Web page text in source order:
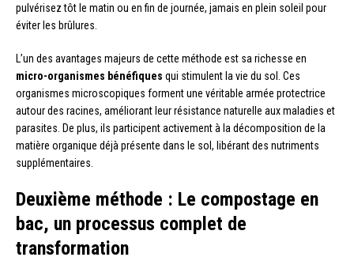
pulvérisez tôt le matin ou en fin de journée, jamais en plein soleil pour
éviter les brûlures.
L’un des avantages majeurs de cette méthode est sa richesse en
micro-organismes bénéfiques qui stimulent la vie du sol. Ces
organismes microscopiques forment une véritable armée protectrice
autour des racines, améliorant leur résistance naturelle aux maladies et
parasites. De plus, ils participent activement à la décomposition de la
matière organique déjà présente dans le sol, libérant des nutriments
supplémentaires.
Deuxième méthode : Le compostage en
bac, un processus complet de
transformation